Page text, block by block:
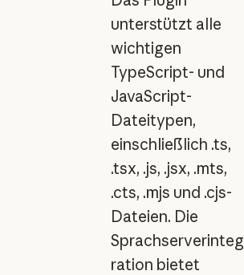
unterstützt alle
wichtigen
TypeScript- und
JavaScript-
Dateitypen,
einschließlich .ts,
.tsx, .js, .jsx, .mts,
.cts, .mjs und .cjs-
Dateien. Die
Sprachserverinteg
ration bietet